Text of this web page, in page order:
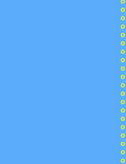
o
o
o
o
o
o
o
o
o
o
o
o
o
o
o
o
o
o
o